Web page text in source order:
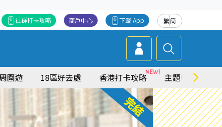
繁简
下載 App
商戶中心
社群打卡攻略
圍遊 18區好去處 香港打卡攻略 主題特集